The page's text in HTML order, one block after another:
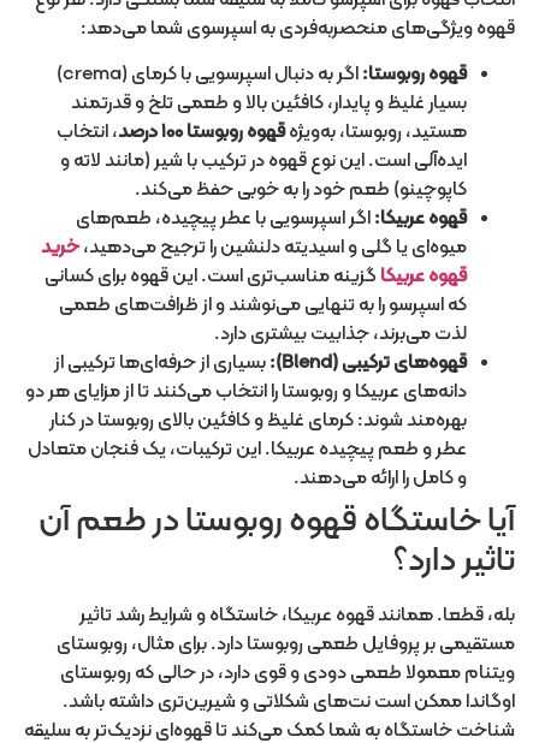
قهوه ویژگی‌های منحصربه‌فردی به اسپرسوی شما می‌دهد:
قهوه روبوستا:
اگر به دنبال اسپرسویی با کرمای (crema)
بسیار غلیظ و پایدار، کافئین بالا و طعمی تلخ و قدرتمند
هستید، روبوستا، به‌ویژهقهوه روبوستا ۱۰۰ درصد
، انتخاب
ایده‌آلی است. این نوع قهوه در ترکیب با شیر (مانند لاته و
کاپوچینو) طعم خود را به خوبی حفظ می‌کند.
قهوه عربیکا:اگر اسپرسویی با عطر پیچیده، طعم‌های
میوه‌ای یا گلی و اسیدیته دلنشین را ترجیح می‌دهید،خرید
قهوه عربیکا گزینه مناسب‌تری است. این قهوه برای کسانی
که اسپرسو را به تنهایی می‌نوشند و از ظرافت‌های طعمی
لذت می‌برند، جذابیت بیشتری دارد.
قهوه‌های ترکیبی (Blend
):بسیاری از حرفه‌ای‌ها ترکیبی از
دانه‌های عربیکا و روبوستا را انتخاب می‌کنند تا از مزایای هر دو
بهره‌مند شوند: کرمای غلیظ و کافئین بالای روبوستا در کنار
عطر و طعم پیچیده عربیکا. این ترکیبات، یک فنجان متعادل
و کامل را ارائه می‌دهند.
آیا خاستگاه قهوه روبوستا در طعم آن
تاثیر دارد؟
بله، قطعا. همانند قهوه عربیکا، خاستگاه و شرایط رشد تاثیر
مستقیمی بر پروفایل طعمی روبوستا دارد. برای مثال، روبوستای
ویتنام معمولا طعمی دودی و قوی دارد، در حالی که روبوستای
اوگاندا ممکن است نت‌های شکلاتی و شیرین‌تری داشته باشد.
شناخت خاستگاه به شما کمک می‌کند تا قهوه‌ای نزدیک‌تر به سلیقه